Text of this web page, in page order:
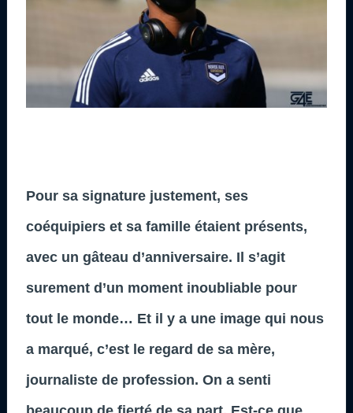
Pour sa signature justement, ses
coéquipiers et sa famille étaient présents,
avec un gâteau d’anniversaire. Il s’agit
surement d’un moment inoubliable pour
tout le monde… Et il y a une image qui nous
a marqué, c’est le regard de sa mère,
journaliste de profession. On a senti